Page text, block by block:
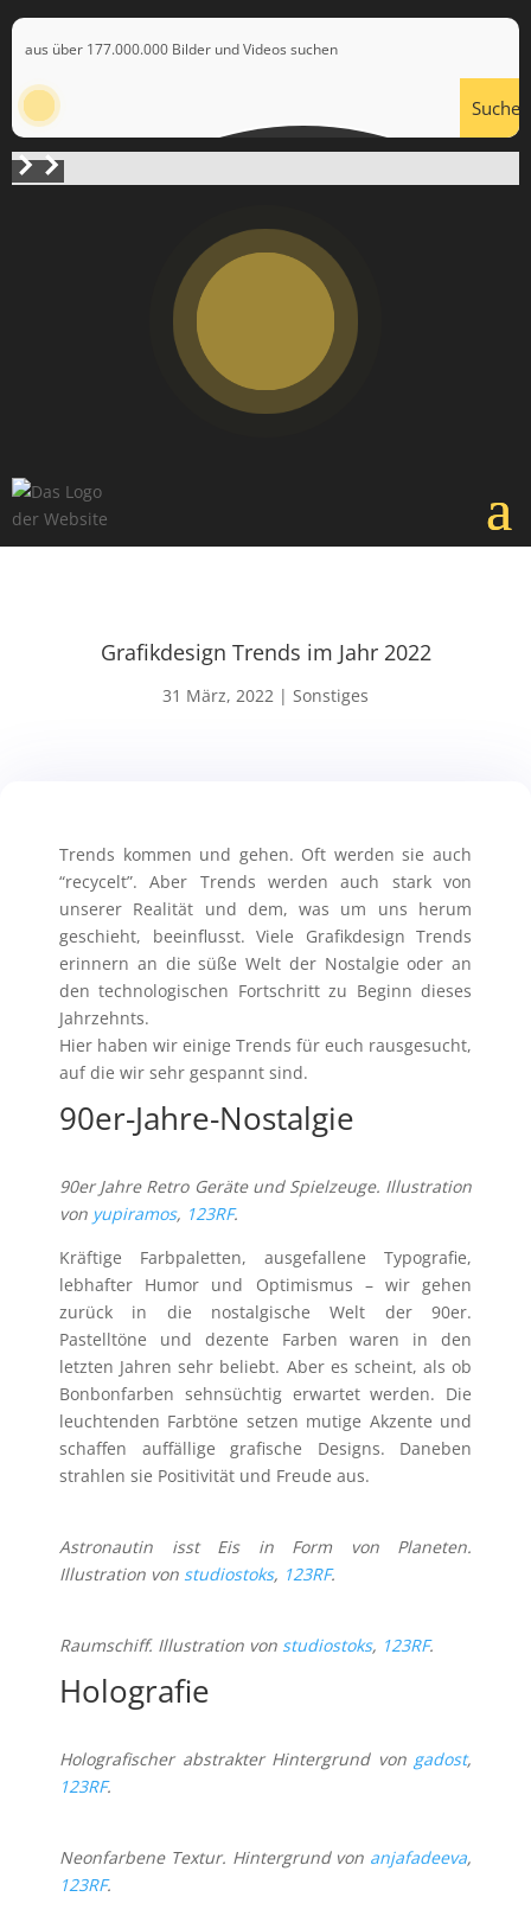
Suchen
Grafikdesign Trends im Jahr 2022
31 März, 2022 | Sonstiges
Trends kommen und gehen. Oft werden sie auch
“recycelt”. Aber Trends werden auch stark von
unserer Realität und dem, was um uns herum
geschieht, beeinflusst. Viele Grafikdesign Trends
erinnern an die süße Welt der Nostalgie oder an
den technologischen Fortschritt zu Beginn dieses
Jahrzehnts.
Hier haben wir einige Trends für euch rausgesucht,
auf die wir sehr gespannt sind.
90er-Jahre-Nostalgie
90er Jahre Retro Geräte und Spielzeuge. Illustration
von yupiramos, 123RF.
Kräftige Farbpaletten, ausgefallene Typografie,
lebhafter Humor und Optimismus – wir gehen
zurück in die nostalgische Welt der 90er.
Pastelltöne und dezente Farben waren in den
letzten Jahren sehr beliebt. Aber es scheint, als ob
Bonbonfarben sehnsüchtig erwartet werden. Die
leuchtenden Farbtöne setzen mutige Akzente und
schaffen auffällige grafische Designs. Daneben
strahlen sie Positivität und Freude aus.
Astronautin isst Eis in Form von Planeten.
Illustration von studiostoks, 123RF.
Raumschiff. Illustration von studiostoks, 123RF.
Holografie
Holografischer abstrakter Hintergrund von gadost,
123RF.
Neonfarbene Textur. Hintergrund von anjafadeeva,
123RF.